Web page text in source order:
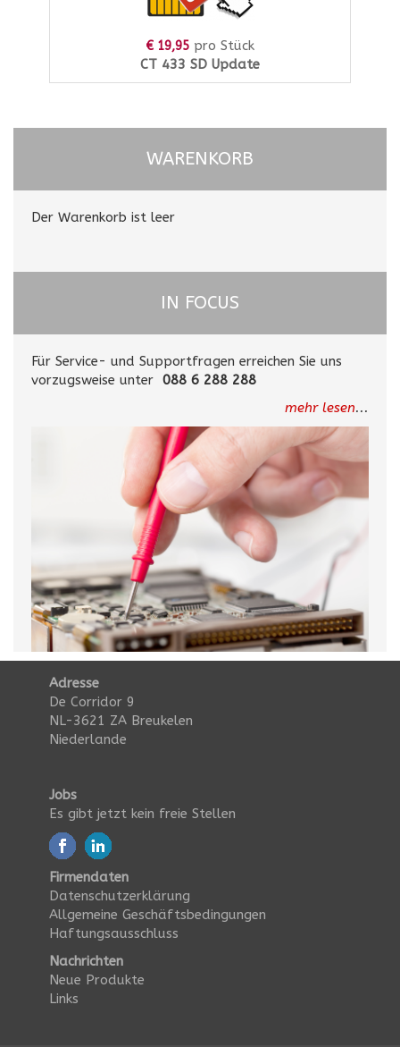
€ 19,95 pro Stück
CT 433 SD Update
WARENKORB
Der Warenkorb ist leer
IN FOCUS
Für Service- und Supportfragen erreichen Sie uns
vorzugsweise unter 088 6 288 288
mehr lesen...
Adresse
De Corridor 9
NL-3621 ZA Breukelen
Niederlande
Jobs
Es gibt jetzt kein freie Stellen
Firmendaten
Datenschutzerklärung
Allgemeine Geschäftsbedingungen
Haftungsausschluss
Nachrichten
Neue Produkte
Links